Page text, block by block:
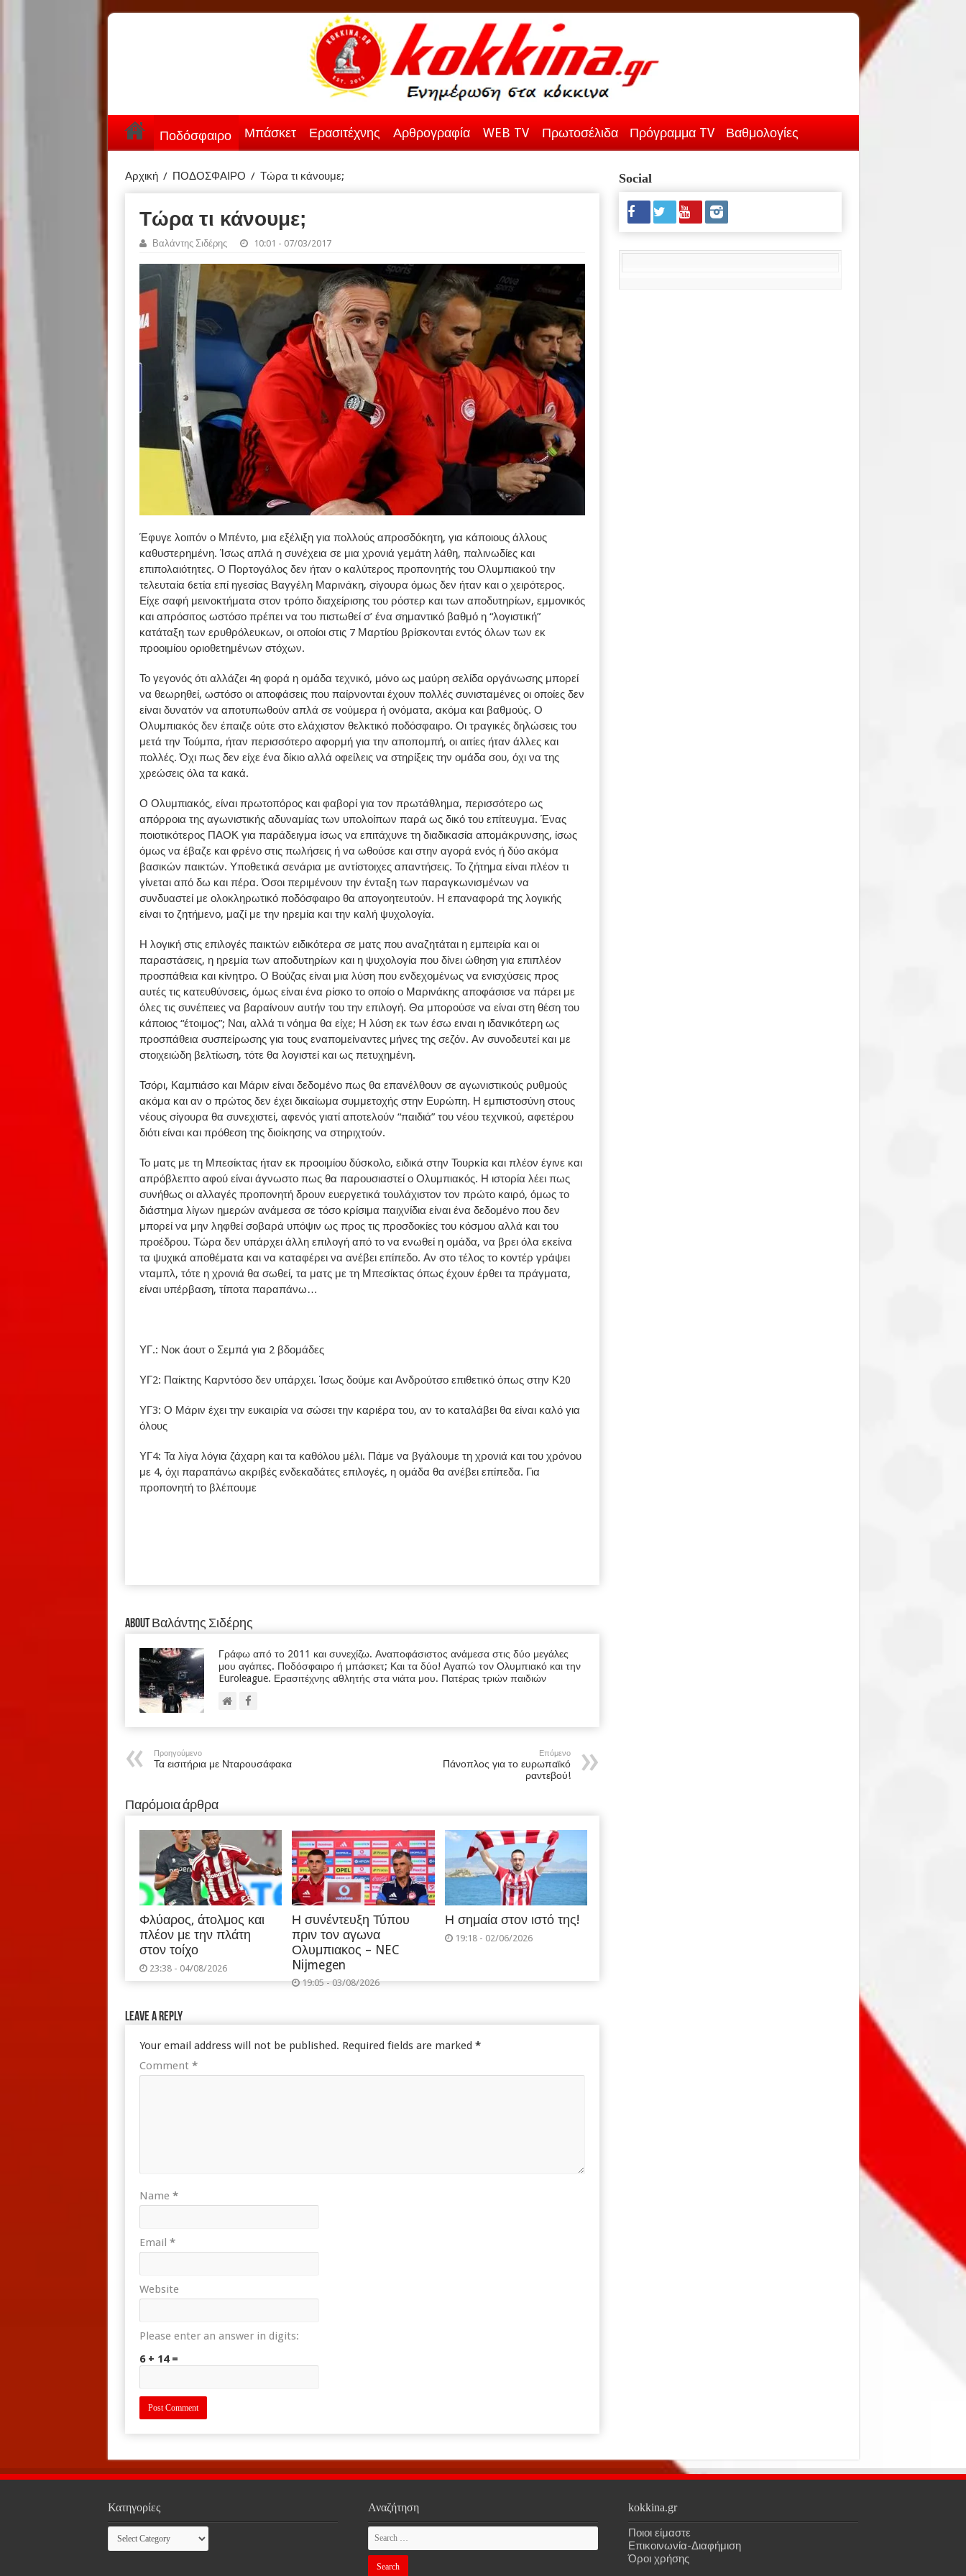
Ποδόσφαιρο Μπάσκετ Ερασιτέχνης Αρθρογραφία WEB TV Πρωτοσέλιδα Πρόγραμμα TV Βαθμολογίες
Αρχική / ΠΟΔΟΣΦΑΙΡΟ / Τώρα τι κάνουμε;
Τώρα τι κάνουμε;
Βαλάντης Σιδέρης 10:01 - 07/03/2017
Έφυγε λοιπόν ο Μπέντο, μια εξέλιξη για πολλούς απροσδόκητη, για κάποιους άλλους
καθυστερημένη. Ίσως απλά η συνέχεια σε μια χρονιά γεμάτη λάθη, παλινωδίες και
επιπολαιότητες. Ο Πορτογάλος δεν ήταν ο καλύτερος προπονητής του Ολυμπιακού την
τελευταία 6ετία επί ηγεσίας Βαγγέλη Μαρινάκη, σίγουρα όμως δεν ήταν και ο χειρότερος.
Είχε σαφή μεινοκτήματα στον τρόπο διαχείρισης του ρόστερ και των αποδυτηρίων, εμμονικός
και απρόσιτος ωστόσο πρέπει να του πιστωθεί σ’ ένα σημαντικό βαθμό η “λογιστική”
κατάταξη των ερυθρόλευκων, οι οποίοι στις 7 Μαρτίου βρίσκονται εντός όλων των εκ
προοιμίου οριοθετημένων στόχων.
Το γεγονός ότι αλλάζει 4η φορά η ομάδα τεχνικό, μόνο ως μαύρη σελίδα οργάνωσης μπορεί
να θεωρηθεί, ωστόσο οι αποφάσεις που παίρνονται έχουν πολλές συνισταμένες οι οποίες δεν
είναι δυνατόν να αποτυπωθούν απλά σε νούμερα ή ονόματα, ακόμα και βαθμούς. Ο
Ολυμπιακός δεν έπαιζε ούτε στο ελάχιστον θελκτικό ποδόσφαιρο. Οι τραγικές δηλώσεις του
μετά την Τούμπα, ήταν περισσότερο αφορμή για την αποπομπή, οι αιτίες ήταν άλλες και
πολλές. Όχι πως δεν είχε ένα δίκιο αλλά οφείλεις να στηρίξεις την ομάδα σου, όχι να της
χρεώσεις όλα τα κακά.
Ο Ολυμπιακός, είναι πρωτοπόρος και φαβορί για τον πρωτάθλημα, περισσότερο ως
απόρροια της αγωνιστικής αδυναμίας των υπολοίπων παρά ως δικό του επίτευγμα. Ένας
ποιοτικότερος ΠΑΟΚ για παράδειγμα ίσως να επιτάχυνε τη διαδικασία απομάκρυνσης, ίσως
όμως να έβαζε και φρένο στις πωλήσεις ή να ωθούσε και στην αγορά ενός ή δύο ακόμα
βασικών παικτών. Υποθετικά σενάρια με αντίστοιχες απαντήσεις. Το ζήτημα είναι πλέον τι
γίνεται από δω και πέρα. Όσοι περιμένουν την ένταξη των παραγκωνισμένων να
συνδυαστεί με ολοκληρωτικό ποδόσφαιρο θα απογοητευτούν. Η επαναφορά της λογικής
είναι το ζητήμενο, μαζί με την ηρεμία και την καλή ψυχολογία.
Η λογική στις επιλογές παικτών ειδικότερα σε ματς που αναζητάται η εμπειρία και οι
παραστάσεις, η ηρεμία των αποδυτηρίων και η ψυχολογία που δίνει ώθηση για επιπλέον
προσπάθεια και κίνητρο. Ο Βούζας είναι μια λύση που ενδεχομένως να ενισχύσεις προς
αυτές τις κατευθύνσεις, όμως είναι ένα ρίσκο το οποίο ο Μαρινάκης αποφάσισε να πάρει με
όλες τις συνέπειες να βαραίνουν αυτήν του την επιλογή. Θα μπορούσε να είναι στη θέση του
κάποιος “έτοιμος”; Ναι, αλλά τι νόημα θα είχε; Η λύση εκ των έσω ειναι η ιδανικότερη ως
προσπάθεια συσπείρωσης για τους εναπομείναντες μήνες της σεζόν. Αν συνοδευτεί και με
στοιχειώδη βελτίωση, τότε θα λογιστεί και ως πετυχημένη.
Τσόρι, Καμπιάσο και Μάριν είναι δεδομένο πως θα επανέλθουν σε αγωνιστικούς ρυθμούς
ακόμα και αν ο πρώτος δεν έχει δικαίωμα συμμετοχής στην Ευρώπη. Η εμπιστοσύνη στους
νέους σίγουρα θα συνεχιστεί, αφενός γιατί αποτελούν “παιδιά” του νέου τεχνικού, αφετέρου
διότι είναι και πρόθεση της διοίκησης να στηριχτούν.
Το ματς με τη Μπεσίκτας ήταν εκ προοιμίου δύσκολο, ειδικά στην Τουρκία και πλέον έγινε και
απρόβλεπτο αφού είναι άγνωστο πως θα παρουσιαστεί ο Ολυμπιακός. Η ιστορία λέει πως
συνήθως οι αλλαγές προπονητή δρουν ευεργετικά τουλάχιστον τον πρώτο καιρό, όμως το
διάστημα λίγων ημερών ανάμεσα σε τόσο κρίσιμα παιχνίδια είναι ένα δεδομένο που δεν
μπορεί να μην ληφθεί σοβαρά υπόψιν ως προς τις προσδοκίες του κόσμου αλλά και του
προέδρου. Τώρα δεν υπάρχει άλλη επιλογή από το να ενωθεί η ομάδα, να βρει όλα εκείνα
τα ψυχικά αποθέματα και να καταφέρει να ανέβει επίπεδο. Αν στο τέλος το κοντέρ γράψει
νταμπλ, τότε η χρονιά θα σωθεί, τα ματς με τη Μπεσίκτας όπως έχουν έρθει τα πράγματα,
είναι υπέρβαση, τίποτα παραπάνω…
ΥΓ.: Νοκ άουτ ο Σεμπά για 2 βδομάδες
ΥΓ2: Παίκτης Καρντόσο δεν υπάρχει. Ίσως δούμε και Ανδρούτσο επιθετικό όπως στην Κ20
ΥΓ3: Ο Μάριν έχει την ευκαιρία να σώσει την καριέρα του, αν το καταλάβει θα είναι καλό για
όλους
ΥΓ4: Τα λίγα λόγια ζάχαρη και τα καθόλου μέλι. Πάμε να βγάλουμε τη χρονιά και του χρόνου
με 4, όχι παραπάνω ακριβές ενδεκαδάτες επιλογές, η ομάδα θα ανέβει επίπεδα. Για
προπονητή το βλέπουμε
About Βαλάντης Σιδέρης
Γράφω από το 2011 και συνεχίζω. Αναποφάσιστος ανάμεσα στις δύο μεγάλες
μου αγάπες. Ποδόσφαιρο ή μπάσκετ; Και τα δύο! Αγαπώ τον Ολυμπιακό και την
Euroleague. Ερασιτέχνης αθλητής στα νιάτα μου. Πατέρας τριών παιδιών
Προηγούμενο
Τα εισιτήρια με Νταρουσάφακα
Επόμενο
Πάνοπλος για το ευρωπαϊκό
ραντεβού!
Παρόμοια άρθρα
Φλύαρος, άτολμος και
πλέον με την πλάτη
στον τοίχο
23:38 - 04/08/2026
Η συνέντευξη Τύπου
πριν τον αγωνα
Ολυμπιακος – NEC
Nijmegen
19:05 - 03/08/2026
Η σημαία στον ιστό της!
19:18 - 02/06/2026
Leave a Reply
Your email address will not be published. Required fields are marked *
Comment *
Name *
Email *
Website
Please enter an answer in digits:
6 + 14 =
Social
Κατηγορίες
Κατηγορίες
Αναζήτηση kokkina.gr
Ποιοι είμαστε
Επικοινωνία-Διαφήμιση
Όροι χρήσης